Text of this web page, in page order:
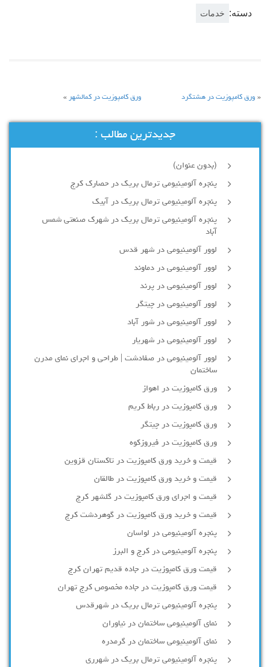
دسته: خدمات
« ورق كامپوزيت در هشتگرد ورق کامپوزیت در کمالشهر »
جدیدترین مطالب :
(بدون عنوان)
پنجره آلومینیومی ترمال بریک در حصارک کرج
پنجره آلومینیومی ترمال بریک در آبیک
پنجره آلومینیومی ترمال بریک در شهرک صنعتی شمس
آباد
لوور آلومینیومی در شهر قدس
لوور آلومینیومی در دماوند
لوور آلومینیومی در پرند
لوور آلومینیومی در چیتگر
لوور آلومینیومی در شور آباد
لوور آلومينيومي در شهريار
لوور آلومینیومی در صفادشت | طراحی و اجرای نمای مدرن
ساختمان
ورق کامپوزیت در اهواز
ورق کامپوزیت در رباط کریم
ورق کامپوزیت در چیتگر
ورق کامپوزیت در فیروزکوه
قیمت و خرید ورق کامپوزیت در تاکستان قزوین
قیمت و خرید ورق کامپوزیت در طالقان
قیمت و اجرای ورق کامپوزیت در گلشهر کرج
قیمت و خرید ورق کامپوزیت در گوهردشت کرج
پنجره آلومینیومی در لواسان
پنجره آلومینیومی در کرج و البرز
قیمت ورق کامپوزیت در جاده قدیم تهران کرج
قیمت ورق کامپوزیت در جاده مخصوص کرج تهران
پنجره آلومینیومی ترمال بریک در شهرقدس
نمای آلومینیومی ساختمان در نیاوران
نمای آلومینیومی ساختمان در گرمدره
پنجره آلومینیومی ترمال بریک در شهرری